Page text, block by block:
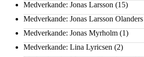
Medverkande: Jonas Larsson (15)
Medverkande: Jonas Larsson Olanders
Medverkande: Jonas Myrholm (1)
Medverkande: Lina Lyricsen (2)